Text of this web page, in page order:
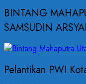
BINTANG
SAMSUDIN
Pelantikan PWI